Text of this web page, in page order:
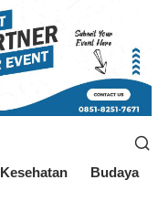
Kesehatan Budaya